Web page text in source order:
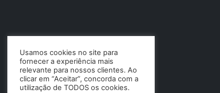
Usamos cookies no site para
fornecer a experiência mais
relevante para nossos clientes. Ao
clicar em “Aceitar”, concorda com a
utilização de TODOS os cookies.